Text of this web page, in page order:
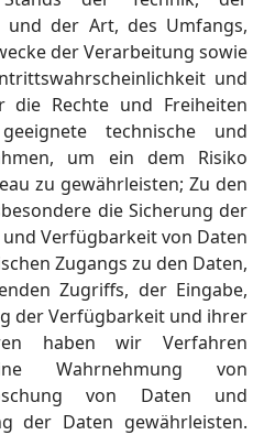
und der Art, des Umfangs,
der Verarbeitung sowie
und
die Rechte und Freiheiten
technische und
um ein dem Risiko
zu gewährleisten; Zu den
die Sicherung der
Verfügbarkeit von Daten
Zugangs zu den Daten,
Zugriffs, der Eingabe,
der Verfügbarkeit und ihrer
haben wir Verfahren
Wahrnehmung von
von Daten und
der Daten gewährleisten.